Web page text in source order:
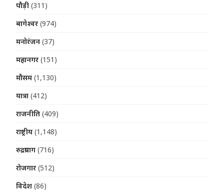
पौड़ी (311)
बागेश्वर (974)
मनोरंजन (37)
महानगर (151)
मौसम (1,130)
यात्रा (412)
राजनीति (409)
राष्ट्रीय (1,148)
रुद्रप्रयाग (716)
रोजगार (512)
विदेश (86)